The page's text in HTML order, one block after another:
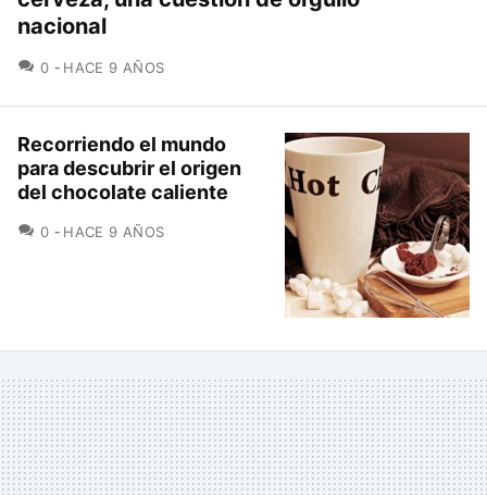
nacional
0 COMENTARIOS
HACE 9 AÑOS
Recorriendo el mundo
para descubrir el origen
del chocolate caliente
0 COMENTARIOS
HACE 9 AÑOS